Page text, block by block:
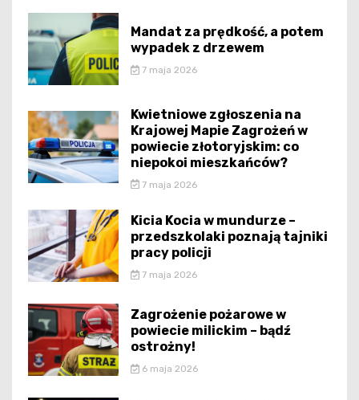
Mandat za prędkość, a potem
wypadek z drzewem
7 maja 2026
Kwietniowe zgłoszenia na
Krajowej Mapie Zagrożeń w
powiecie złotoryjskim: co
niepokoi mieszkańców?
7 maja 2026
Kicia Kocia w mundurze –
przedszkolaki poznają tajniki
pracy policji
7 maja 2026
Zagrożenie pożarowe w
powiecie milickim – bądź
ostrożny!
6 maja 2026